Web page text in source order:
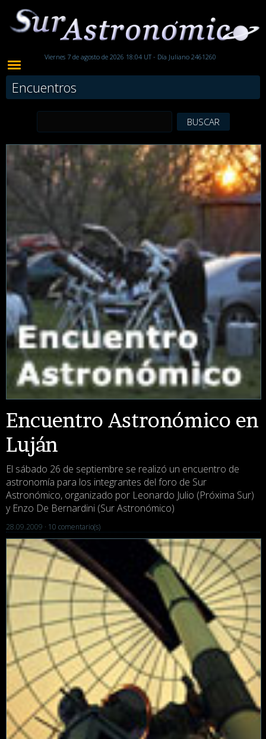
Viernes 7 de agosto de 2026 18:04 UT - Día Juliano 2461260
Encuentros
BUSCAR
Encuentro Astronómico en
Luján
El sábado 26 de septiembre se realizó un encuentro de
astronomía para los integrantes del foro de Sur
Astronómico, organizado por Leonardo Julio (Próxima Sur)
y Enzo De Bernardini (Sur Astronómico)
28.09.2009 · 10 comentario(s)